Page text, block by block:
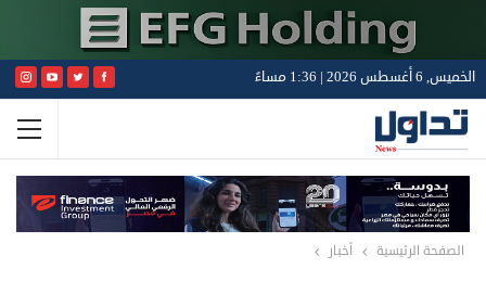
الخميس, 6 أغسطس 2026 | 1:36 مساءً
الصفحة الرئيسية أخبار